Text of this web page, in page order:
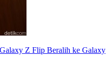
Z Flip Beralih ke Galaxy